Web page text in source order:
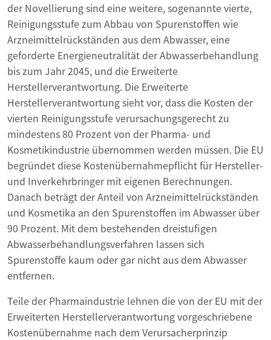
der Novellierung sind eine weitere, sogenannte vierte,
Reinigungsstufe zum Abbau von Spurenstoffen wie
Arzneimittelrückständen aus dem Abwasser, eine
geforderte Energieneutralität der Abwasserbehandlung
bis zum Jahr 2045, und die Erweiterte
Herstellerverantwortung. Die Erweiterte
Herstellerverantwortung sieht vor, dass die Kosten der
vierten Reinigungsstufe verursachungsgerecht zu
mindestens 80 Prozent von der Pharma- und
Kosmetikindustrie übernommen werden müssen. Die EU
begründet diese Kostenübernahmepflicht für Hersteller-
und Inverkehrbringer mit eigenen Berechnungen.
Danach beträgt der Anteil von Arzneimittelrückständen
und Kosmetika an den Spurenstoffen im Abwasser über
90 Prozent. Mit dem bestehenden dreistufigen
Abwasserbehandlungsverfahren lassen sich
Spurenstoffe kaum oder gar nicht aus dem Abwasser
entfernen.
Teile der Pharmaindustrie lehnen die von der EU mit der
Erweiterten Herstellerverantwortung vorgeschriebene
Kostenübernahme nach dem Verursacherprinzip